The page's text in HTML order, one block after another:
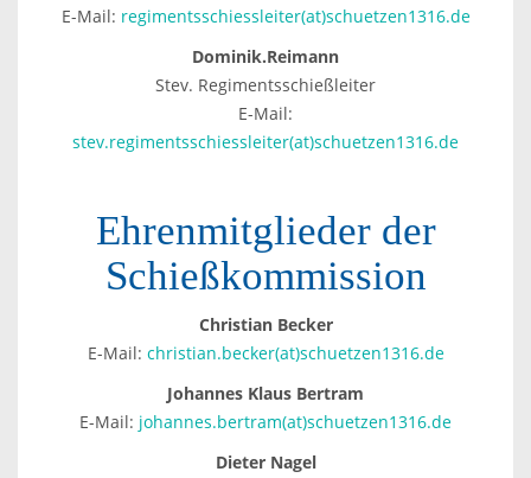
E-Mail: regimentsschiessleiter(at)schuetzen1316.de
Dominik.Reimann
Stev. Regimentsschießleiter
E-Mail:
stev.regimentsschiessleiter(at)schuetzen1316.de
Ehrenmitglieder der
Schießkommission
Christian Becker
E-Mail: christian.becker(at)schuetzen1316.de
Johannes Klaus Bertram
E-Mail: johannes.bertram(at)schuetzen1316.de
Dieter Nagel